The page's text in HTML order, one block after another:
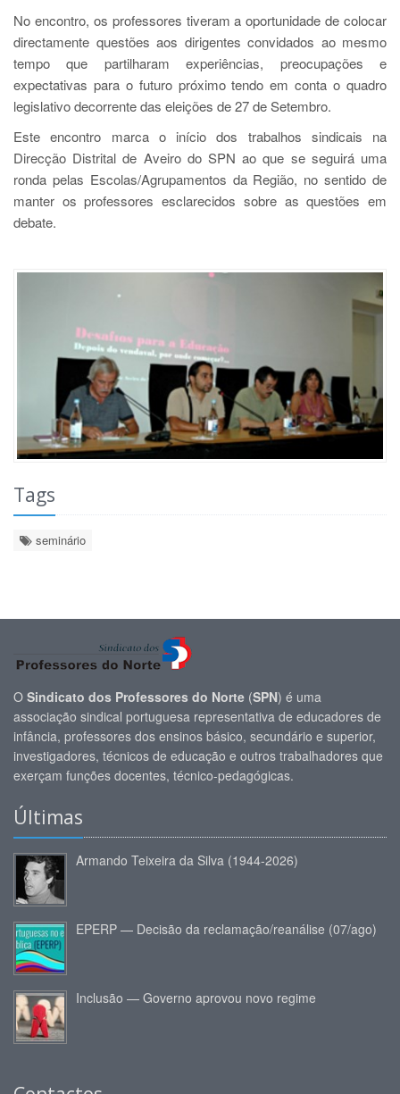
No encontro, os professores tiveram a oportunidade de colocar
directamente questões aos dirigentes convidados ao mesmo
tempo que partilharam experiências, preocupações e
expectativas para o futuro próximo tendo em conta o quadro
legislativo decorrente das eleições de 27 de Setembro.
Este encontro marca o início dos trabalhos sindicais na
Direcção Distrital de Aveiro do SPN ao que se seguirá uma
ronda pelas Escolas/Agrupamentos da Região, no sentido de
manter os professores esclarecidos sobre as questões em
debate.
Tags
seminário
O Sindicato dos Professores do Norte (SPN) é uma
associação sindical portuguesa representativa de educadores de
infância, professores dos ensinos básico, secundário e superior,
investigadores, técnicos de educação e outros trabalhadores que
exerçam funções docentes, técnico-pedagógicas.
Últimas
Armando Teixeira da Silva (1944-2026)
EPERP — Decisão da reclamação/reanálise (07/ago)
Inclusão — Governo aprovou novo regime